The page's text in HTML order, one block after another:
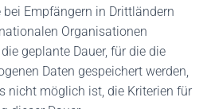
bei Empfängern in Drittländern
Organisationen
geplante Dauer, für die die
Daten gespeichert werden,
nicht möglich ist, die Kriterien für